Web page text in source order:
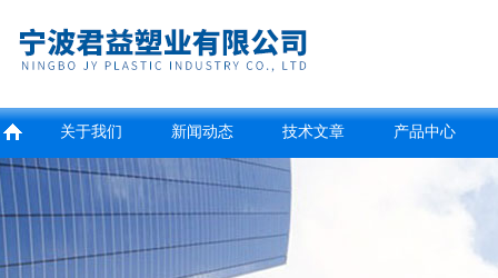
关于我们 新闻动态 技术文章 产品中心